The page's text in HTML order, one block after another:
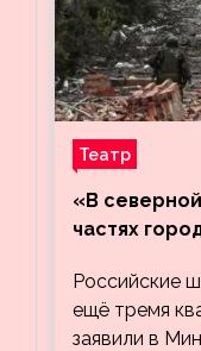
Театр
«В
частях
кварталов
Российские
ещё тремя
заявили в